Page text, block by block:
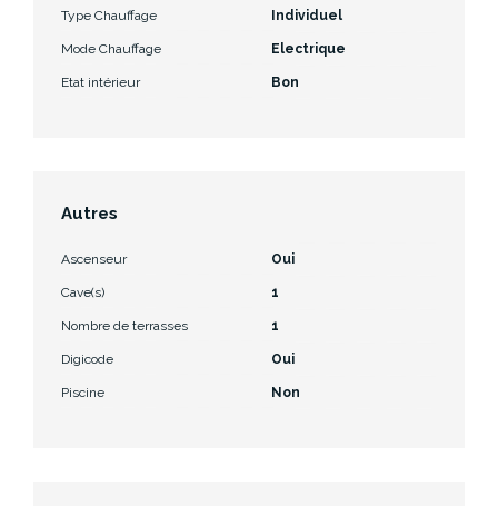
Type Chauffage Individuel
Mode Chauffage Electrique
Etat intérieur Bon
Autres
Ascenseur Oui
Cave(s) 1
Nombre de terrasses 1
Digicode Oui
Piscine Non